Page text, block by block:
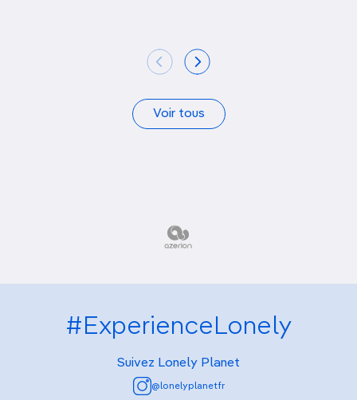
Voir tous
#ExperienceLonely
Suivez Lonely Planet
@lonelyplanetfr